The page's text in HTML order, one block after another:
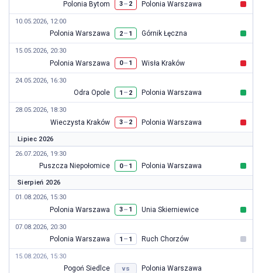
Polonia Bytom 3– 2 Polonia Warszawa
10.05.2026, 12:00
Polonia Warszawa 2– 1 Górnik Łęczna
15.05.2026, 20:30
Polonia Warszawa 0– 1 Wisła Kraków
24.05.2026, 16:30
Odra Opole 1 – 2 Polonia Warszawa
28.05.2026, 18:30
Wieczysta Kraków 3– 2 Polonia Warszawa
Lipiec 2026
26.07.2026, 19:30
Puszcza Niepołomice 0– 1 Polonia Warszawa
Sierpień 2026
01.08.2026, 15:30
Polonia Warszawa 3– 1 Unia Skierniewice
07.08.2026, 20:30
Polonia Warszawa 1 – 1 Ruch Chorzów
15.08.2026, 15:30
Pogoń Siedlce vs Polonia Warszawa